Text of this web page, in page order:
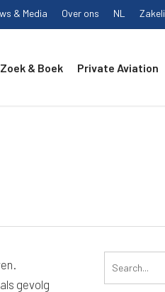
& Media Over ons NL
Zoek & Boek Private Aviation
gevolg